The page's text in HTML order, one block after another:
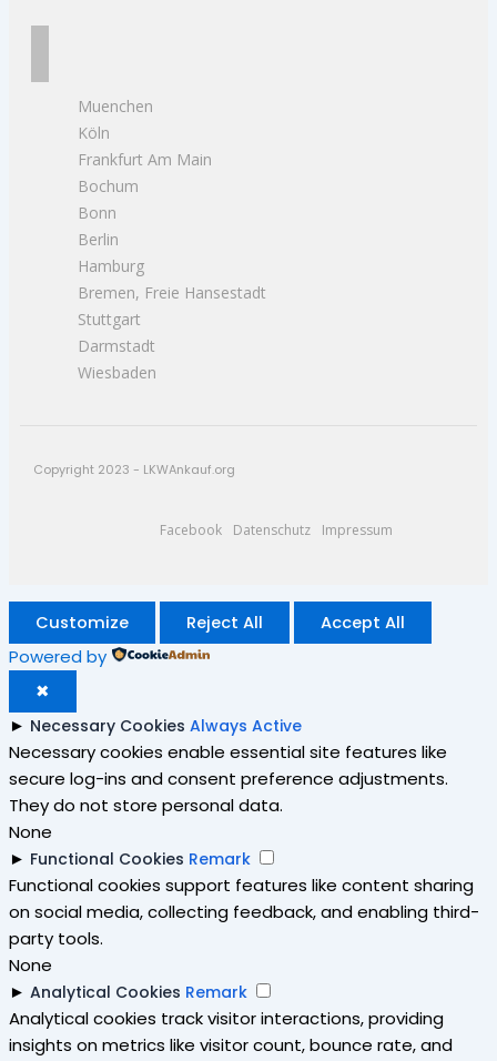
Muenchen
Köln
Frankfurt Am Main
Bochum
Bonn
Berlin
Hamburg
Bremen, Freie Hansestadt
Stuttgart
Darmstadt
Wiesbaden
Copyright 2023 - LKWAnkauf.org
Facebook Datenschutz Impressum
Customize Reject All Accept All
Powered by
✖
► Necessary Cookies Always Active
Necessary cookies enable essential site features like
secure log-ins and consent preference adjustments.
They do not store personal data.
None
► Functional Cookies Remark
Functional cookies support features like content sharing
on social media, collecting feedback, and enabling third-
party tools.
None
► Analytical Cookies Remark
Analytical cookies track visitor interactions, providing
insights on metrics like visitor count, bounce rate, and